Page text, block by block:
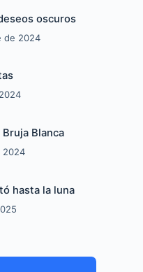
oscuros
de 2024
Bruja Blanca
2024
hasta la luna